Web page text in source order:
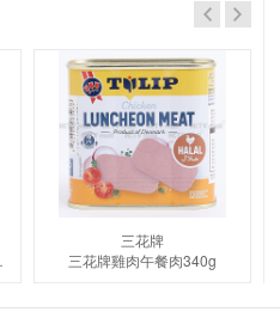
三花牌
三花牌雞肉午餐肉340g